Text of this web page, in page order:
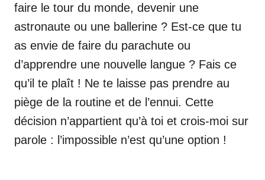
faire le tour du monde, devenir une
astronaute ou une ballerine ? Est-ce que tu
as envie de faire du parachute ou
d’apprendre une nouvelle langue ? Fais ce
qu’il te plaît ! Ne te laisse pas prendre au
piège de la routine et de l’ennui. Cette
décision n’appartient qu’à toi et crois-moi sur
parole : l’impossible n’est qu’une option !